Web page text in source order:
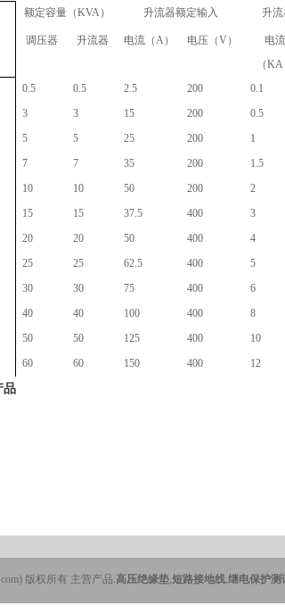
额定容量（KVA） 升流器额定输入 升流
调压器 升流器 电流（A） 电压（V）
电流
（KA
0.5 0.5 2.5 200 0.1
3 3 15 200 0.5
5 5 25 200 1
7 7 35 200 1.5
10 10 50 200 2
15 15 37.5 400 3
20 20 50 400 4
25 25 62.5 400 5
30 30 75 400 6
40 40 100 400 8
50 50 125 400 10
60 60 150 400 12
品
版权所有 主营产品:高压绝缘垫,短路接地线,继电保护测